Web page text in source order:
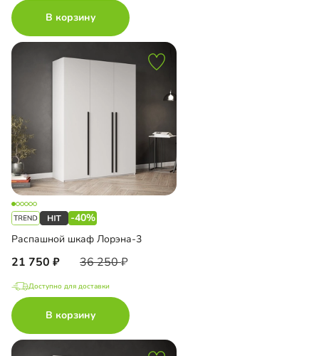
В корзину
-40%
Распашной шкаф Лорэна-3
21 750 36 250
Доступно для доставки
В корзину